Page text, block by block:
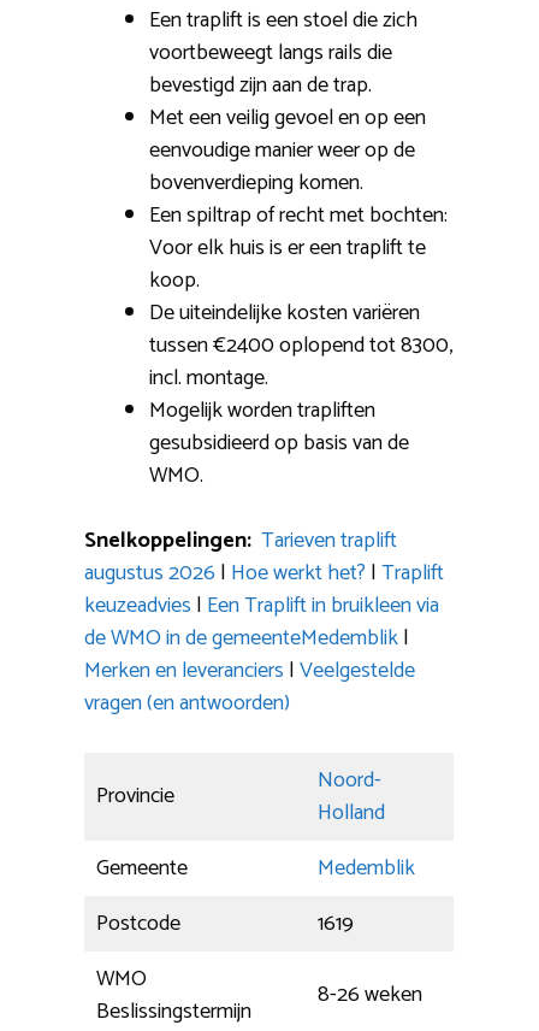
Een traplift is een stoel die zich
voortbeweegt langs rails die
bevestigd zijn aan de trap.
Met een veilig gevoel en op een
eenvoudige manier weer op de
bovenverdieping komen.
Een spiltrap of recht met bochten:
Voor elk huis is er een traplift te
koop.
De uiteindelijke kosten variëren
tussen €2400 oplopend tot 8300,
incl. montage.
Mogelijk worden trapliften
gesubsidieerd op basis van de
WMO.
Snelkoppelingen: Tarieven traplift
augustus 2026 | Hoe werkt het? |Traplift
keuzeadvies | Een Traplift in bruikleen via
de WMO in de gemeenteMedemblik|
Merken en leveranciers |Veelgestelde
vragen (en antwoorden)
Provincie
Noord-
Holland
Gemeente
Medemblik
Postcode
1619
WMO
Beslissingstermijn
8-26 weken